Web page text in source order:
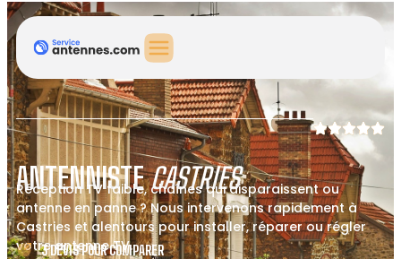
ANTENNISTECASTRIES
Réception TV faible, chaînes qui disparaissent ou
antenne en panne ? Nous intervenons rapidement à
Castries et alentours pour installer, réparer ou régler
votre antenne TV.
3 DEVIS POUR COMPARER